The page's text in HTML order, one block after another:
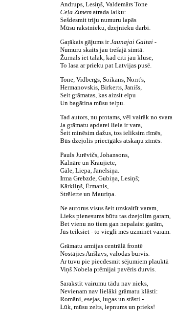
Andrups, Lesiņš, Valdemārs Tone
Ceļa Zīmēm atrada laiku:
Sešdesmit triju numuru lapās
Mūsu rakstnieku, dzejnieku darbi.
Gaŗākais gājums irJaunajai Gaitai -
Numuru skaits jau trešajā simtā.
Žurnāls iet tālāk, kad citi jau klusē,
To lasa ar prieku pat Latvijas pusē.
Tone, Vidbergs, Soikāns, Norīt's,
Hermanovskis, Birkerts, Janišs,
Seit grāmatas, kas aizsit elpu
Un bagātina mūsu telpu.
Tad autors, nu protams, vēl vairāk no svara
Ja grāmatu apdarei liela ir vara,
Šeit minēsim dažus, tos ieliksim rīmēs,
Būs dzejolis priecīgāks atskaņu zīmēs.
Pauls Jurēvičs, Johansons,
Kalnāre un Kraujiete,
Gāle, Liepa, Janelsiņa.
Irma Grebzde, Gubiņa, Lesiņš;
Kārkliņš, Ērmanis,
Strēlerte un Mauriņa.
Ne autorus visus šeit uzskaitīt varam,
Lieks pienesums būtu tas dzejolim garam,
Bet vienu no tiem gan nepalaist garām,
Jūs teiksiet - to viegli mēs uzminēt varam.
Grāmatu armijas centrālā frontē
Nostājies Anšlavs, valodas burvis.
Ar tuvu pie piecdesmit sējumiem plauktā
Viņš Nobela prēmijai pavēris durvis.
Sarakstīt vairumu tādu nav nieks,
Nevienam nav lielāki grāmatu klāsti:
Romāni, esejas, lugas un stāsti -
Lūk, mūsu zelts, lepnums un prieks!